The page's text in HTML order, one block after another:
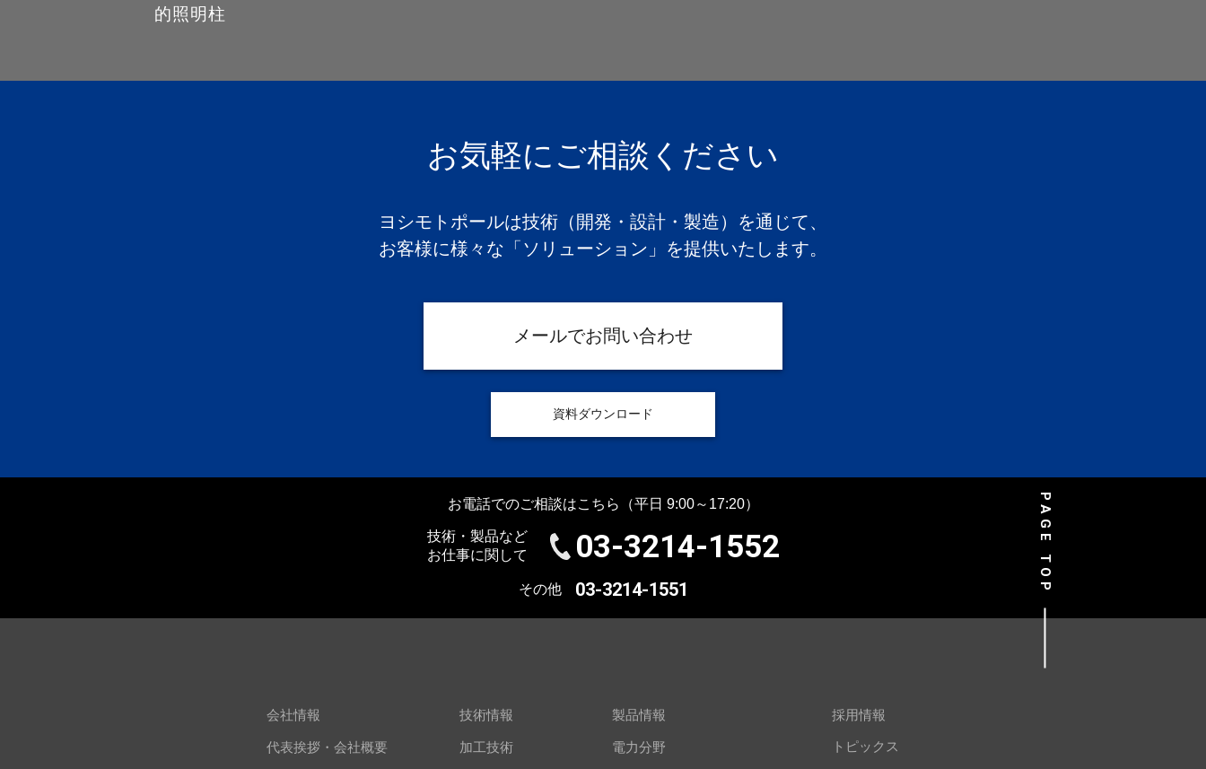
的照明柱
お気軽にご相談ください
ヨシモトポールは技術（開発・設計・製造）を通じて、
お客様に様々な「ソリューション」を提供いたします。
メールでお問い合わせ
資料ダウンロード
お電話でのご相談はこちら （平日 9:00～17:20）
技術・製品など
お仕事に関して
03-3214-1552
その他 03-3214-1551 PAGE TOP
会社情報
代表挨拶・会社概要
技術情報
加工技術
製品情報
電力分野
採用情報
トピックス